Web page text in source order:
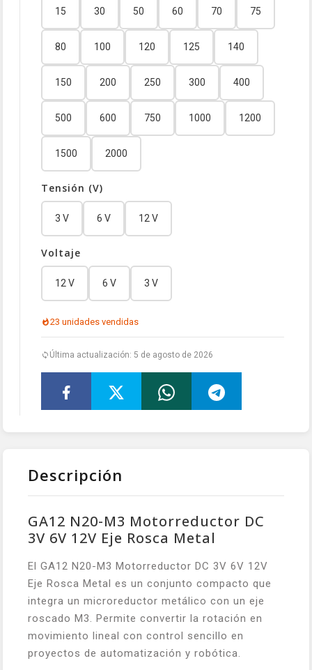
15 30 50 60 70 75
80 100 120 125 140
150 200 250 300 400
500 600 750 1000 1200
1500 2000
Tensión (V)
3 V 6 V 12 V
Voltaje
12 V 6 V 3 V
23 unidades vendidas
Última actualización: 5 de agosto de 2026
Descripción
GA12 N20-M3 Motorreductor DC
3V 6V 12V Eje Rosca Metal
El GA12 N20-M3 Motorreductor DC 3V 6V 12V
Eje Rosca Metal es un conjunto compacto que
integra un microreductor metálico con un eje
roscado M3. Permite convertir la rotación en
movimiento lineal con control sencillo en
proyectos de automatización y robótica.